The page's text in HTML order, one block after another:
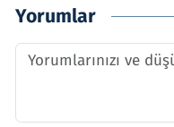
Yorumlar